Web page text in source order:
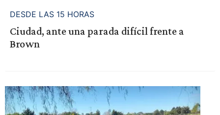
DESDE LAS 15 HORAS
Ciudad, ante una parada difícil frente a
Brown